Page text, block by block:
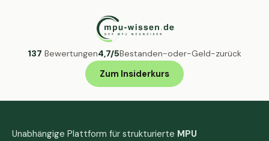
137 Bewertungen4,7/5Bestanden-oder-Geld-zurück
Zum Insiderkurs
Unabhängige Plattform für strukturierte MPU